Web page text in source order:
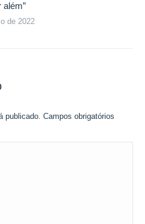
além”
de 2022
publicado. Campos obrigatórios